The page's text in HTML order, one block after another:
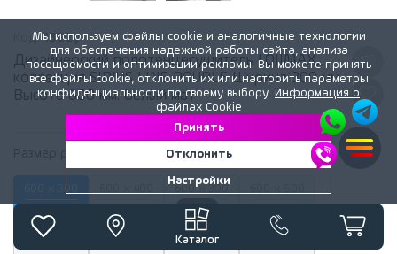
Каталог
Код:1582y
Дизайнерский полотенцесушитель LOJIMAX,
коллекция SIRIUS LINE DOUBLE Ширина 300 мм.
Высота 600 мм. белый мат
300 мм x 600 мм
600 x 300
3 815 лей
600 x 400
600 x 600
600 x 500
980 x 300
Мы используем файлы cookie и аналогичные технологии
для обеспечения надежной работы сайта, анализа
посещаемости и оптимизации рекламы. Вы можете принять
все файлы cookie, отклонить их или настроить параметры
конфиденциальности по своему выбору. Информация о
файлах Cookie
Принять
Отклонить
Настройки